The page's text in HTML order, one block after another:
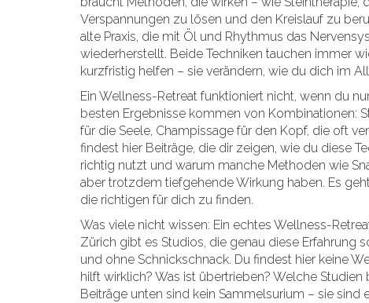
Verspannungen zu lösen und den Kreislauf zu
alte Praxis, die mit Öl und Rhythmus das
wiederherstellt. Beide Techniken tauchen immer
kurzfristig helfen – sie verändern, wie du dich im
Ein Wellness-Retreat funktioniert nicht, wenn du
besten Ergebnisse kommen von Kombinationen:
für die Seele, Champissage für den Kopf, die oft
findest hier Beiträge, die dir zeigen, wie du diese
richtig nutzt und warum manche Methoden wie
aber trotzdem tiefgehende Wirkung haben. Es
die richtigen für dich zu finden.
Was viele nicht wissen: Ein echtes Wellness-
Zürich gibt es Studios, die genau diese Erfahrung
und ohne Schnickschnack. Du findest hier keine
hilft wirklich? Was ist übertrieben? Welche
Beiträge unten sind kein Sammelsurium – sie